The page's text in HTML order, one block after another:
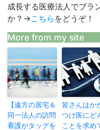
成長する医療法人でブラ
か？→こちら をどうぞ！
More from my site
【遠方の居宅＆
同一法人の訪問
看護がタッグを
皆さんはか
つけ医にど
ことを求め